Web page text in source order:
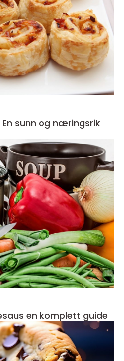
sunn og næringsrik
Hjemmelaget vaniljesaus en komplett guide